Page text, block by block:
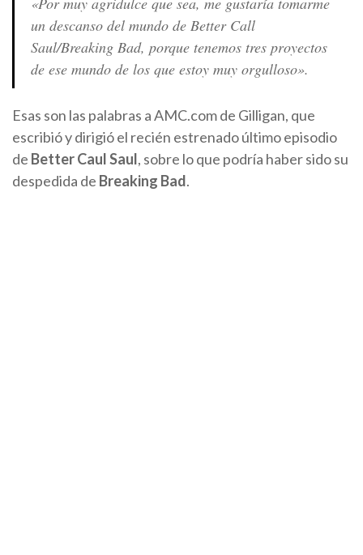
un descanso del mundo de Better Call
Saul/Breaking Bad, porque tenemos tres proyectos
de ese mundo de los que estoy muy orgulloso».
Esas son las palabras a AMC.com de Gilligan, que
escribió y dirigió el recién estrenado último episodio
de Better Caul Saul, sobre lo que podría haber sido su
despedida de Breaking Bad.